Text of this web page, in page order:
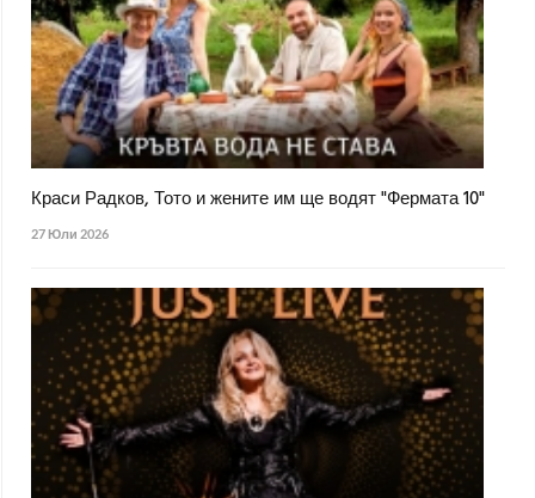
Краси Радков, Тото и жените им ще водят "Фермата 10"
27 Юли 2026